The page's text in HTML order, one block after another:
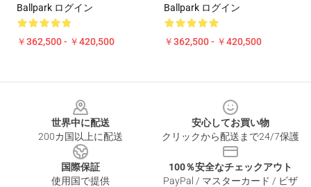
Ballpark ログイン
￥362,500 - ￥420,500
Ballpark ログイン
￥362,500 - ￥420,500
世界中に配送
200カ国以上に配送
安心してお買い物
クリックから配送まで24/7保護
国際保証
使用国で提供
100％安全なチェックアウト
PayPal / マスターカード / ビザ